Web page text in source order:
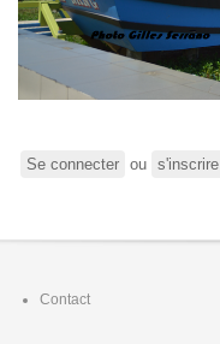
Se connecter ou s'inscrire
Footer
Contact